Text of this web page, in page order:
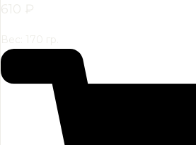
610 ₽
Вес: 170 гр.